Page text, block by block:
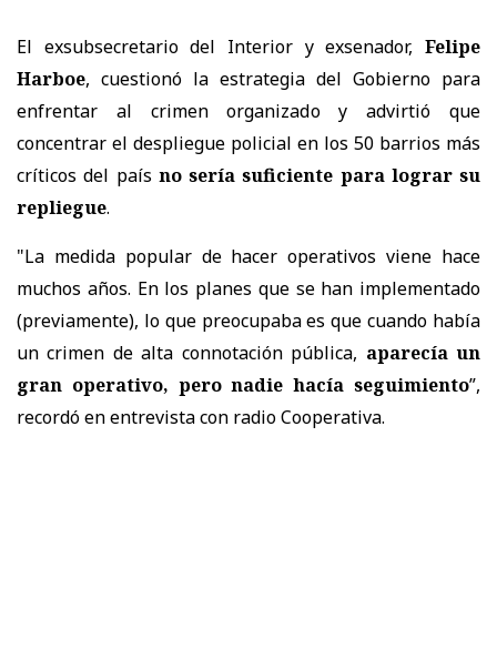
El exsubsecretario del Interior y exsenador, Felipe
Harboe, cuestionó la estrategia del Gobierno para
enfrentar al crimen organizado y advirtió que
concentrar el despliegue policial en los 50 barrios más
críticos del país no sería suficiente para lograr su
repliegue.
"La medida popular de hacer operativos viene hace
muchos años. En los planes que se han implementado
(previamente), lo que preocupaba es que cuando había
un crimen de alta connotación pública, aparecía un
gran operativo, pero nadie hacía seguimiento”,
recordó en entrevista con radio Cooperativa.